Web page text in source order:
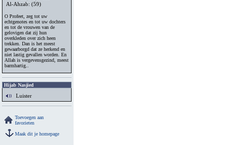
Al-Ahzab: (59)
O Profeet, zeg tot uw
echtgenotes en tot uw dochters
en tot de vrouwen van de
gelovigen dat zij hun
overkleden over zich heen
trekken. Dan is het meest
gewaarborgd dat ze herkend en
niet lastig gevallen worden. En
Allah is vergevensgezind, meest
barmhartig..
Hijab Nasjied
Luister
Toevoegen aan
favorieten
Maak dit je homepage